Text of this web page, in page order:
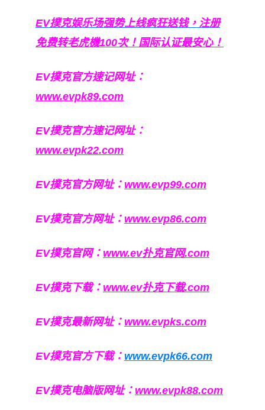
EV撲克娱乐场强势上线疯狂送钱，注册
免费转老虎機100次！国际认证最安心！
EV撲克官方速记网址：
www.evpk89.com
EV撲克官方速记网址：
www.evpk22.com
EV撲克官方网址： www.evp99.com
EV撲克官方网址： www.evp86.com
EV撲克官网： www.ev扑克官网.com
EV撲克下载： www.ev扑克下载.com
EV撲克最新网址： www.evpks.com
EV撲克官方下载： www.evpk66.com
EV撲克电脑版网址： www.evpk88.com